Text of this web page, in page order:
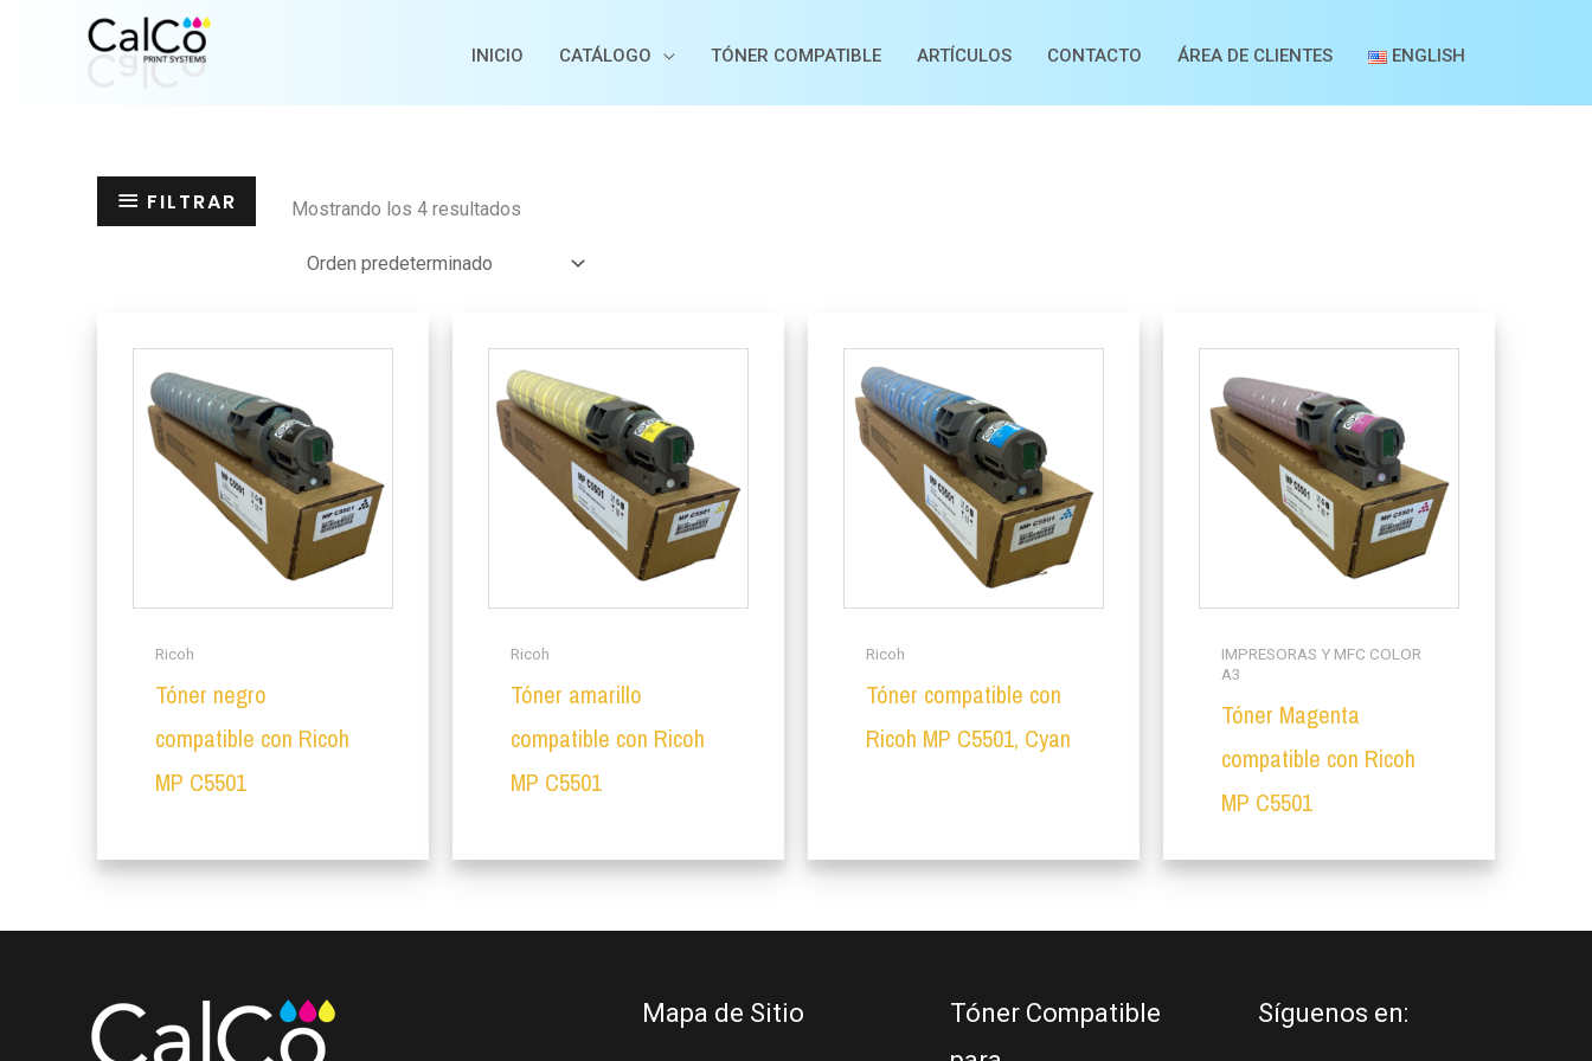
INICIO CATÁLOGO TÓNER COMPATIBLE ARTÍCULOS CONTACTO ÁREA DE CLIENTES ENGLISH
FILTRAR Mostrando los 4 resultados
Ricoh
Tóner negro
compatible con Ricoh
MP C5501
Ricoh
Tóner amarillo
compatible con Ricoh
MP C5501
Ricoh
Tóner compatible con
Ricoh MP C5501, Cyan
IMPRESORAS Y MFC COLOR
A3
Tóner Magenta
compatible con Ricoh
MP C5501
Mapa de Sitio
Tóner Compatible
Síguenos en: